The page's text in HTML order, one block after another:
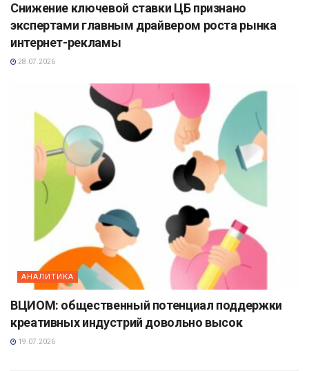
Снижение ключевой ставки ЦБ признано
экспертами главным драйвером роста рынка
интернет-рекламы
28.07.2026
АНАЛИТИКА
ВЦИОМ: общественный потенциал поддержки
креативных индустрий довольно высок
19.07.2026